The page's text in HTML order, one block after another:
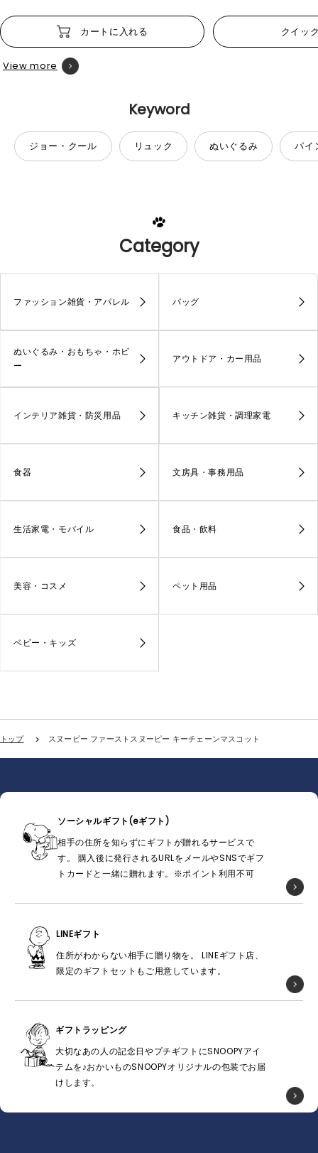
カートに入れる クイッ
View more
Keyword
ジョー・クール リュック ぬいぐるみ パイ
Category
ファッション雑貨・アパレル バッグ
ぬいぐるみ・おもちゃ・ホビ
ー
アウトドア・カー用品
インテリア雑貨・防災用品 キッチン雑貨・調理家電
食器 文房具・事務用品
生活家電・モバイル 食品・飲料
美容・コスメ ペット用品
ベビー・キッズ
トップ スヌーピー ファーストスヌーピー キーチェーンマスコット
ソーシャルギフト(eギフト)
相手の住所を知らずにギフトが贈れるサービスで
す。 購入後に発行されるURLをメールやSNSでギフ
トカードと一緒に贈れます。※ポイント利用不可
LINEギフト
住所がわからない相手に贈り物を。 LINEギフト店、
限定のギフトセットもご用意しています。
ギフトラッピング
大切なあの人の記念日やプチギフトにSNOOPYアイ
テムを♪おかいものSNOOPYオリジナルの包装でお届
けします。